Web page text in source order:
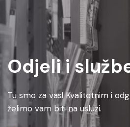
Odjeli i
Tu smo za vas! Kvalitetnim i
želimo vam biti na usluzi.